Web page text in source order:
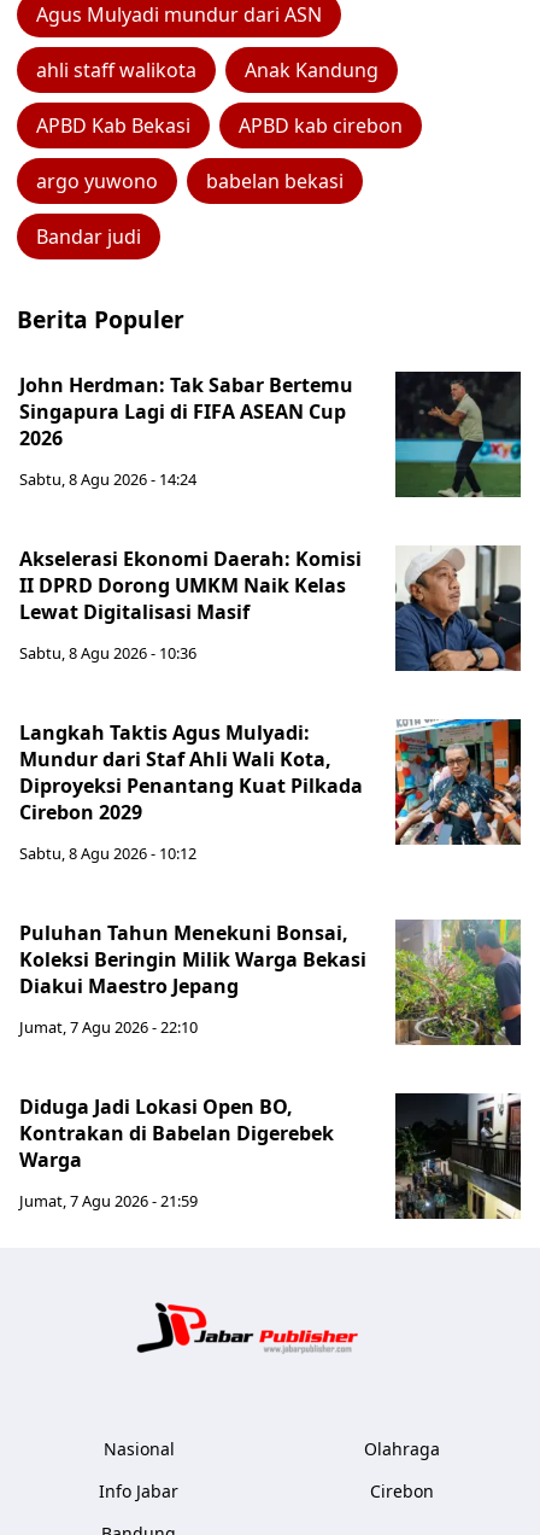
Agus Mulyadi mundur dari ASN
ahli staff walikota Anak Kandung
APBD Kab Bekasi APBD kab cirebon
argo yuwono babelan bekasi
Bandar judi
Berita Populer
John Herdman: Tak Sabar Bertemu
Singapura Lagi di FIFA ASEAN Cup
2026
Sabtu, 8 Agu 2026 - 14:24
Akselerasi Ekonomi Daerah: Komisi
II DPRD Dorong UMKM Naik Kelas
Lewat Digitalisasi Masif
Sabtu, 8 Agu 2026 - 10:36
Langkah Taktis Agus Mulyadi:
Mundur dari Staf Ahli Wali Kota,
Diproyeksi Penantang Kuat Pilkada
Cirebon 2029
Sabtu, 8 Agu 2026 - 10:12
Puluhan Tahun Menekuni Bonsai,
Koleksi Beringin Milik Warga Bekasi
Diakui Maestro Jepang
Jumat, 7 Agu 2026 - 22:10
Diduga Jadi Lokasi Open BO,
Kontrakan di Babelan Digerebek
Warga
Jumat, 7 Agu 2026 - 21:59
Nasional
Info Jabar
Olahraga
Cirebon